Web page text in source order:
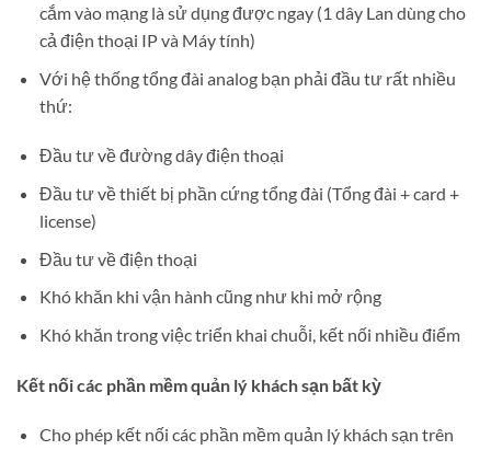
cắm vào mạng là sử dụng được ngay (1 dây Lan dùng cho
cả điện thoại IP và Máy tính)
Với hệ thống tổng đài analog bạn phải đầu tư rất nhiều
thứ:
Đầu tư về đường dây điện thoại
Đầu tư về thiết bị phần cứng tổng đài (Tổng đài + card +
license)
Đầu tư về điện thoại
Khó khăn khi vận hành cũng như khi mở rộng
Khó khăn trong việc triển khai chuỗi, kết nối nhiều điểm
Kết nối các phần mềm quản lý khách sạn bất kỳ
Cho phép kết nối các phần mềm quản lý khách sạn trên